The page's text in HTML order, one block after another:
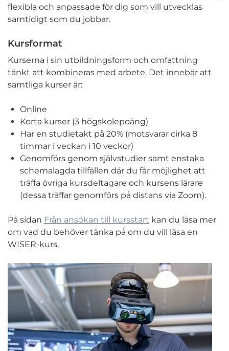
flexibla och anpassade för dig som vill utvecklas
samtidigt som du jobbar.
Kursformat
Kurserna i sin utbildningsform och omfattning
tänkt att kombineras med arbete. Det innebär att
samtliga kurser är:
Online
Korta kurser (3 högskolepoäng)
Har en studietakt på 20% (motsvarar cirka 8
timmar i veckan i 10 veckor)
Genomförs genom självstudier samt enstaka
schemalagda tillfällen där du får möjlighet att
träffa övriga kursdeltagare och kursens lärare
(dessa träffar genomförs på distans via Zoom).
På sidan Från ansökan till kursstart kan du läsa mer
om vad du behöver tänka på om du vill läsa en
WISER-kurs.